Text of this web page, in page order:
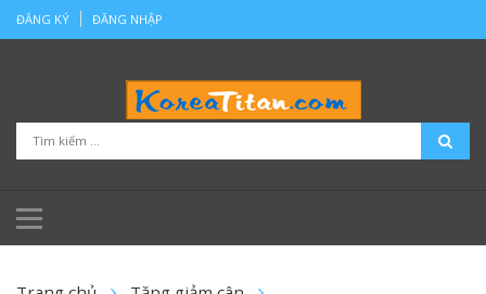
ĐĂNG KÝ ĐĂNG NHẬP